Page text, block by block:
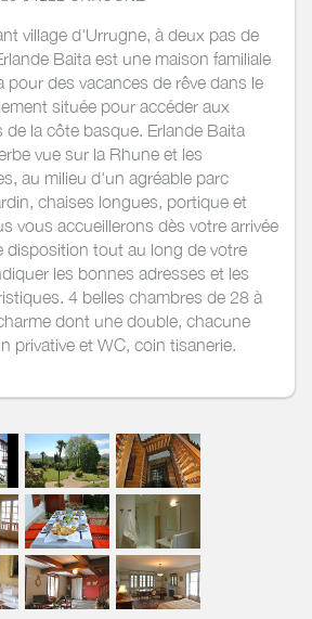
village d'Urrugne, à deux pas de
Baita est une maison familiale
pour des vacances de rêve dans le
située pour accéder aux
de la côte basque. Erlande Baita
vue sur la Rhune et les
au milieu d'un agréable parc
chaises longues, portique et
vous accueillerons dès votre arrivée
disposition tout au long de votre
les bonnes adresses et les
4 belles chambres de 28 à
dont une double, chacune
privative et WC, coin tisanerie.